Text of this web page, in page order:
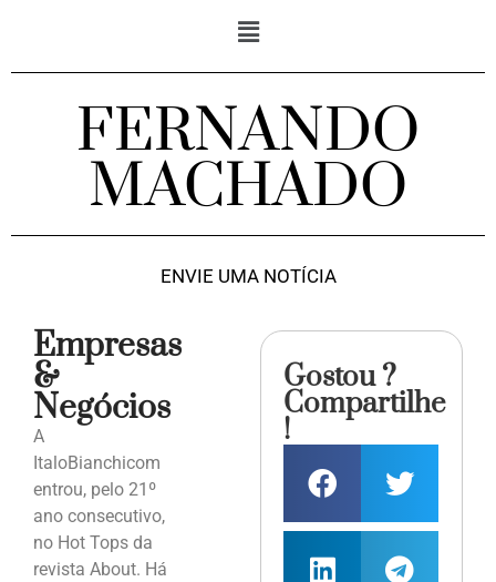
FERNANDO
MACHADO
ENVIE UMA NOTÍCIA
Empresas
&
Negócios
A
ItaloBianchicom
entrou, pelo 21º
ano consecutivo,
no Hot Tops da
revista About. Há
Gostou ?
Compartilhe
!